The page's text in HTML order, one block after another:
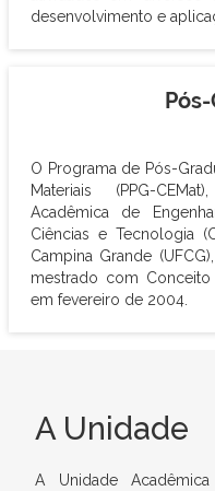
desenvolvimento e
O Programa de Pós-
Materiais (PPG-
Acadêmica de
Ciências e Tecnologia
Campina Grande
mestrado com
em fevereiro de 2004.
A Unidade
A Unidade Acadêmica